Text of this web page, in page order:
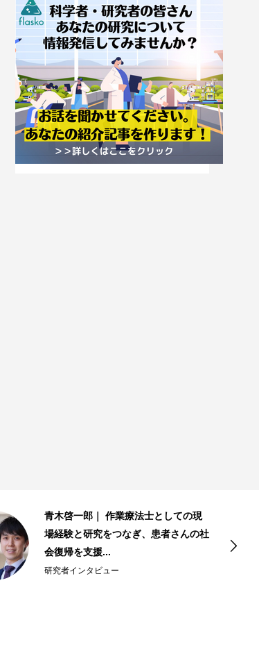
青木啓一郎｜ 作業療法士としての現
場経験と研究をつなぎ、患者さんの社
会復帰を支援...
研究者インタビュー